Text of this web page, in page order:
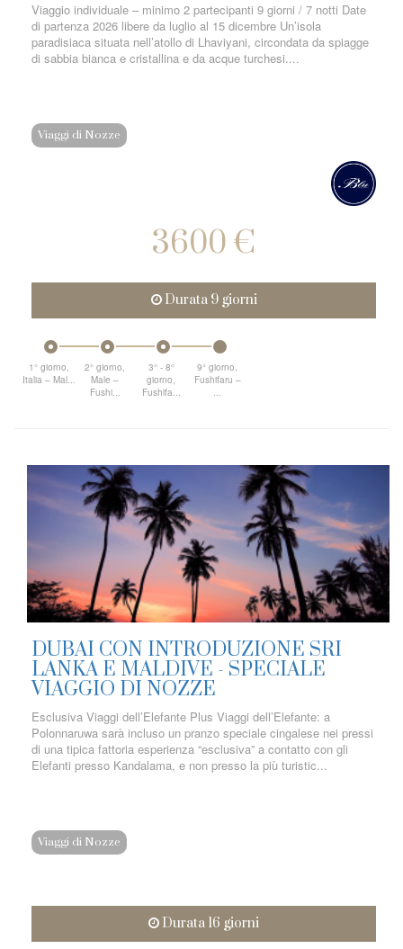
Viaggio individuale – minimo 2 partecipanti 9 giorni / 7 notti Date
di partenza 2026 libere da luglio al 15 dicembre Un’isola
paradisiaca situata nell’atollo di Lhaviyani, circondata da spiagge
di sabbia bianca e cristallina e da acque turchesi....
Viaggi di Nozze
3600 €
Durata 9 giorni
1° giorno,
Italia – Mal...
2° giorno,
Male –
Fushi...
3° - 8°
giorno,
Fushifa...
9° giorno,
Fushifaru –
...
DUBAI CON INTRODUZIONE SRI
LANKA E MALDIVE - SPECIALE
VIAGGIO DI NOZZE
Esclusiva Viaggi dell’Elefante Plus Viaggi dell’Elefante: a
Polonnaruwa sarà incluso un pranzo speciale cingalese nei pressi
di una tipica fattoria esperienza “esclusiva” a contatto con gli
Elefanti presso Kandalama, e non presso la più turistic...
Viaggi di Nozze
Durata 16 giorni